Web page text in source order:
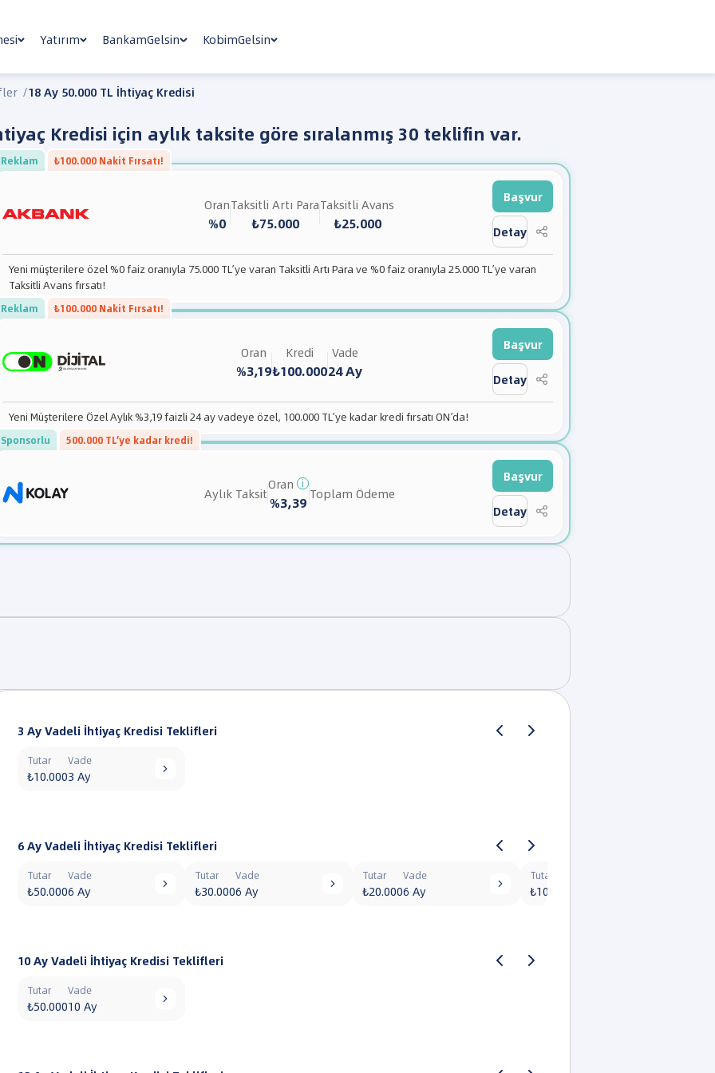
Yatırım BankamGelsin KobimGelsin
/18 Ay 50.000 TL İhtiyaç Kredisi
Kredisi için aylık taksite göre sıralanmış 30 teklifin var.
Reklam ₺100.000 Nakit Fırsatı!
Oran
%0
Taksitli Artı Para
₺75.000
Taksitli Avans
₺25.000
Başvur
Detay
Yeni müşterilere özel %0 faiz oranıyla 75.000 TL’ye varan Taksitli Artı Para ve %0 faiz oranıyla 25.000 TL’ye varan
Taksitli Avans fırsatı!
Reklam ₺100.000 Nakit Fırsatı!
Oran
%3,19
Kredi
₺100.000
Vade
24 Ay
Başvur
Detay
Yeni Müşterilere Özel Aylık %3,19 faizli 24 ay vadeye özel, 100.000 TL’ye kadar kredi fırsatı ON’da!
Sponsorlu 500.000 TL’ye kadar kredi!
Aylık Taksit
Oran i
%3,39 Toplam Ödeme
Başvur
Detay
3 Ay Vadeli İhtiyaç Kredisi Teklifleri
Tutar
₺10.000
Vade
3 Ay 
6 Ay Vadeli İhtiyaç Kredisi Teklifleri
Tutar
₺50.000
Vade
6 Ay 
Tutar
₺30.000
Vade
6 Ay 
Tutar
₺20.000
Vade
6 Ay 
Tutar
₺10.000
10 Ay Vadeli İhtiyaç Kredisi Teklifleri
Tutar
₺50.000
Vade
10 Ay 